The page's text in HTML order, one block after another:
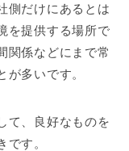
側だけにあるとは
を提供する場所で
関係などにまで常
多いです。
て、良好なものを
す。